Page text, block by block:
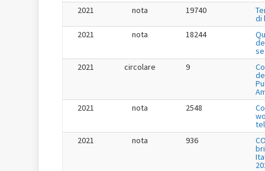
2021
nota 19740
di
2021
nota 18244
2021
circolare 9
2021
nota 2548
2021
nota 936